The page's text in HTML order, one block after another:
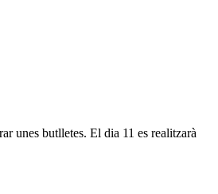
unes butlletes. El dia 11 es realitzarà